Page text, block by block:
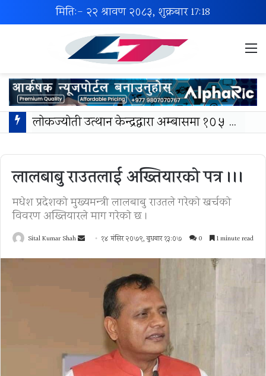
मिति:- २२ श्रावण २०८३, शुक्रबार17:18
लोकज्योती उत्थान केन्द्रद्वारा अम्बासमा १०५ विपन्न विद्यार्थीलाई शैक्षिक तथा खेलकुद सामग्री वितरण
लालबाबु राउतलाई अख्तियारको पत्र ।।।
मधेश प्रदेशको मुख्यमन्त्री लालबाबु राउतले गरेको खर्चको
विवरण अख्तियारले माग गरेकाे छ ।
Sital Kumar Shah
Send १४ मंसिर २०७९, बुधबार १३:०७ 0 1 minute read